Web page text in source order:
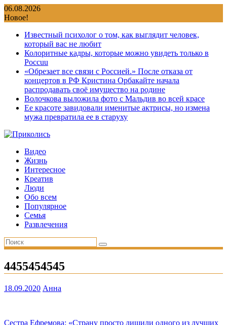
Перейти
к
06.08.2026
Новое!
Известный психолог о том, как выглядит человек,
который вас не любит
Колоритные кадры, которые можно увидеть только в
Россuu
«Обрезает все связи с Россией.» После отказа от
концертов в РФ Кристина Орбакайте начала
распродавать своё имущество на родине
Волочкова выложила фото с Мальдив во всей красе
Ее красоте завидовали именитые актрисы, но измена
мужа превратила ее в старуху
Видео
Жизнь
Интересное
Креатив
Люди
Обо всем
Популярное
Семья
Развлечения
4455454545
18.09.2020 Анна
Сестра Ефремова: «Страну просто лишили одного из лучших